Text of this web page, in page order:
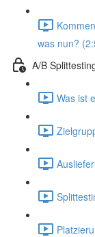
was nun?
A/B
Was ist